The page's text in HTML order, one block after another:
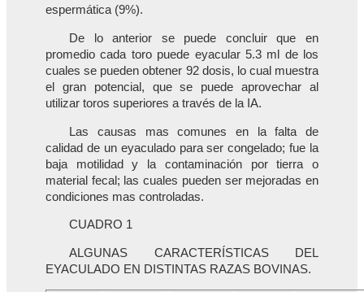
espermática (9%).
De lo anterior se puede concluir que en
promedio cada toro puede eyacular 5.3 ml de los
cuales se pueden obtener 92 dosis, lo cual muestra
el gran potencial, que se puede aprovechar al
utilizar toros superiores a través de la IA.
Las causas mas comunes en la falta de
calidad de un eyaculado para ser congelado; fue la
baja motilidad y la contaminación por tierra o
material fecal; las cuales pueden ser mejoradas en
condiciones mas controladas.
CUADRO 1
ALGUNAS CARACTERÍSTICAS DEL
EYACULADO EN DISTINTAS RAZAS BOVINAS.